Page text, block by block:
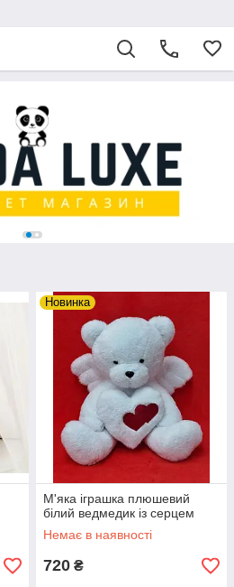
Новинка
М'яка іграшка плюшевий
білий ведмедик із серцем
Немає в наявності
720 ₴